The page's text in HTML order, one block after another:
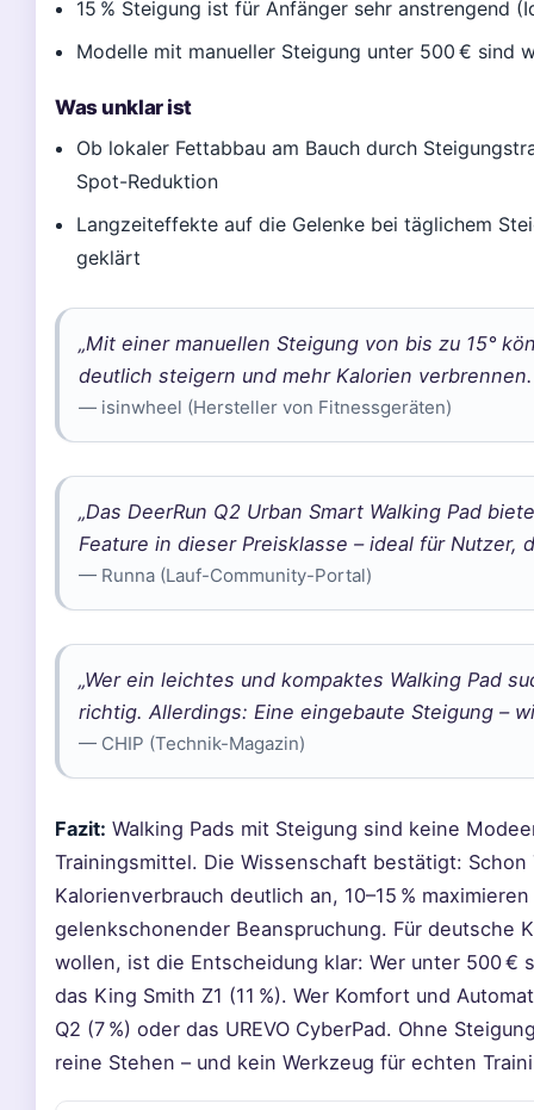
15 % Steigung ist für Anfänger sehr anstrengend
Modelle mit manueller Steigung unter 500 € sind
Was unklar ist
Ob lokaler Fettabbau am Bauch durch
Spot-Reduktion
Langzeiteffekte auf die Gelenke bei täglichem
geklärt
„Mit einer manuellen Steigung von bis zu 15°
deutlich steigern und mehr Kalorien
— isinwheel (Hersteller von Fitnessgeräten)
„Das DeerRun Q2 Urban Smart Walking Pad
Feature in dieser Preisklasse – ideal für Nutzer,
— Runna (Lauf-Community-Portal)
„Wer ein leichtes und kompaktes Walking Pad
richtig. Allerdings: Eine eingebaute Steigung –
— CHIP (Technik-Magazin)
Fazit: Walking Pads mit Steigung sind keine
Trainingsmittel. Die Wissenschaft bestätigt: Schon
Kalorienverbrauch deutlich an, 10–15 %
gelenkschonender Beanspruchung. Für deutsche
wollen, ist die Entscheidung klar: Wer unter 500 €
das King Smith Z1 (11 %). Wer Komfort und
Q2 (7 %) oder das UREVO CyberPad. Ohne
reine Stehen – und kein Werkzeug für echten